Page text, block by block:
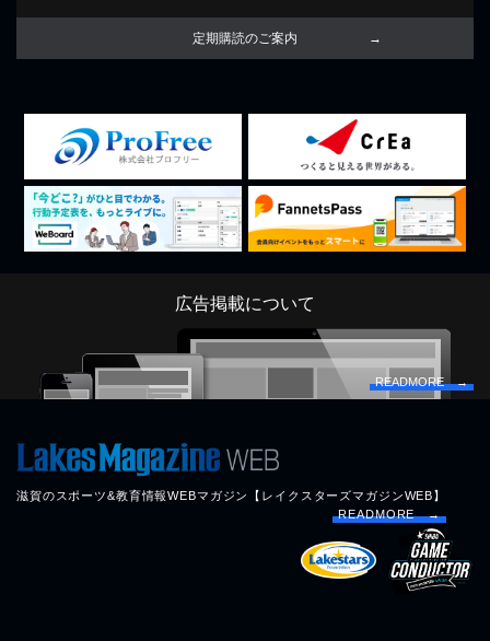
定期購読のご案内
広告掲載について
READMORE →
滋賀のスポーツ&教育情報WEBマガジン【レイクスターズマガジンWEB】
READMORE →